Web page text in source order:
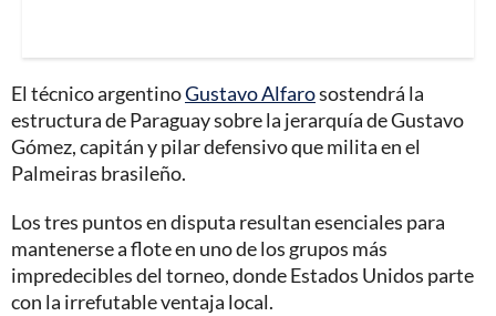
El técnico argentinoGustavo Alfarosostendrá la
estructura de Paraguay sobre la jerarquía de Gustavo
Gómez, capitán y pilar defensivo que milita en el
Palmeiras brasileño.
Los tres puntos en disputa resultan esenciales para
mantenerse a flote en uno de los grupos más
impredecibles del torneo, donde Estados Unidos parte
con la irrefutable ventaja local.